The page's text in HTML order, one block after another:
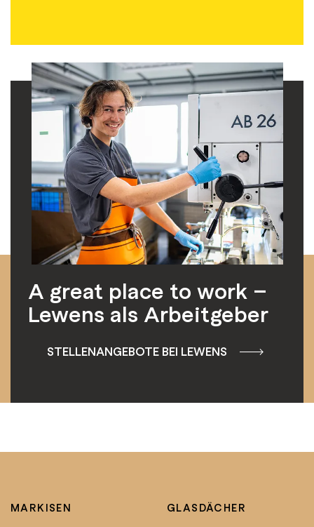
A great place to work –
Lewens als Arbeitgeber
STELLENANGEBOTE BEI LEWENS
MARKISEN
GLASDÄCHER